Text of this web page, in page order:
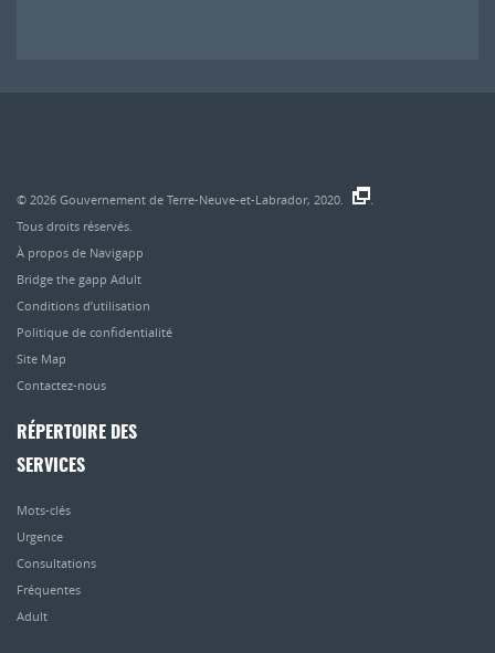
© 2026 Gouvernement de Terre-Neuve-et-Labrador, 2020.
Tous droits réservés.
À propos de Navigapp
Bridge the gapp Adult
Conditions d’utilisation
Politique de confidentialité
Site Map
Contactez-nous
RÉPERTOIRE DES
SERVICES
Mots-clés
Urgence
Consultations
Fréquentes
Adult